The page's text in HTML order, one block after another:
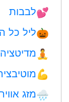
💕לבבות
🎃ליל כל
🧘 מדיטציה
💪
🌧מזג אוויר